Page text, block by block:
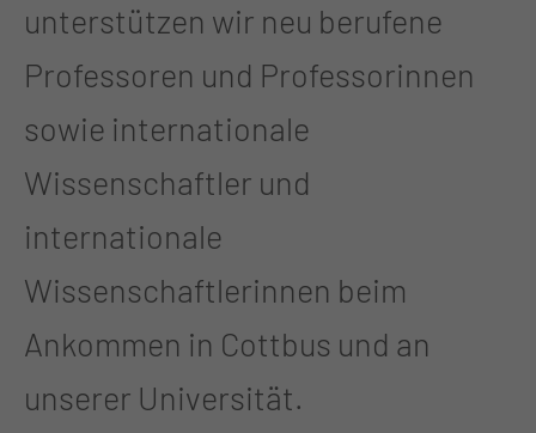
unterstützen wir neu berufene
Professoren und Professorinnen
sowie internationale
Wissenschaftler und
internationale
Wissenschaftlerinnen beim
Ankommen in Cottbus und an
unserer Universität.